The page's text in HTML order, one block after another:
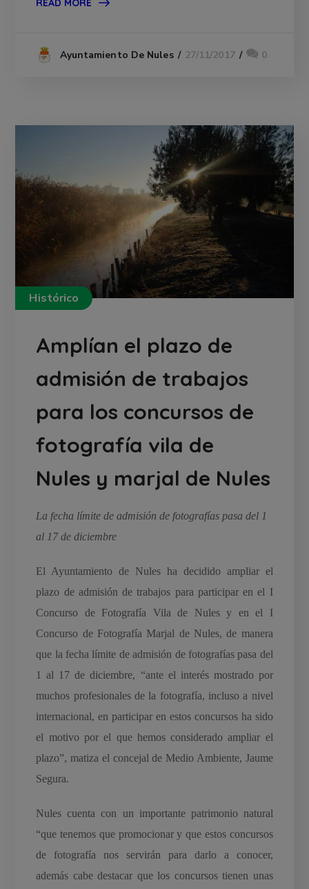
READ MORE
Ayuntamiento De Nules 27/11/2017 0
Histórico
Amplían el plazo de
admisión de trabajos
para los concursos de
fotografía vila de
Nules y marjal de Nules
La fecha límite de admisión de fotografías pasa del 1
al 17 de diciembre
El Ayuntamiento de Nules ha decidido ampliar el
plazo de admisión de trabajos para participar en el I
Concurso de Fotografía Vila de Nules y en el I
Concurso de Fotografía Marjal de Nules, de manera
que la fecha límite de admisión de fotografías pasa del
1 al 17 de diciembre, “ante el interés mostrado por
muchos profesionales de la fotografía, incluso a nivel
internacional, en participar en estos concursos ha sido
el motivo por el que hemos considerado ampliar el
plazo”, matiza el concejal de Medio Ambiente, Jaume
Segura.
Nules cuenta con un importante patrimonio natural
“que tenemos que promocionar y que estos concursos
de fotografía nos servirán para darlo a conocer,
además cabe destacar que los concursos tienen unas